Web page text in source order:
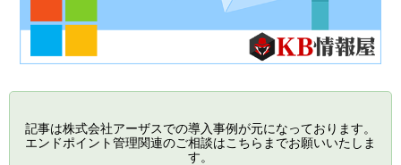
記事は株式会社アーザスでの導入事例が元になっております。
エンドポイント管理関連のご相談はこちらまでお願いいたしま
す。